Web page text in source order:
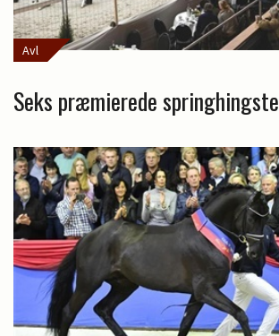
Avl
Seks præmierede springhingste